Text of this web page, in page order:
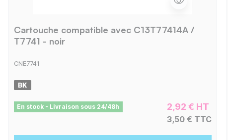
Cartouche compatible avec C13T77414A /
T7741 - noir
CNE7741
En stock - Livraison sous 24/48h 2,92 € HT
3,50 € TTC